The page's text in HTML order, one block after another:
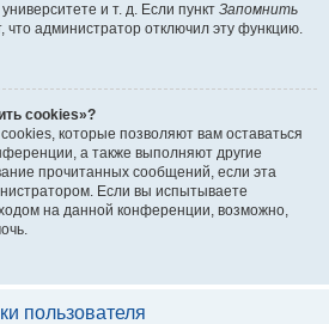
и т. д. Если пункт Запомнить
что администратор отключил эту функцию.
cookies»?
которые позволяют вам оставаться
а также выполняют другие
прочитанных сообщений, если эта
Если вы испытываете
на данной конференции, возможно,
пользователя